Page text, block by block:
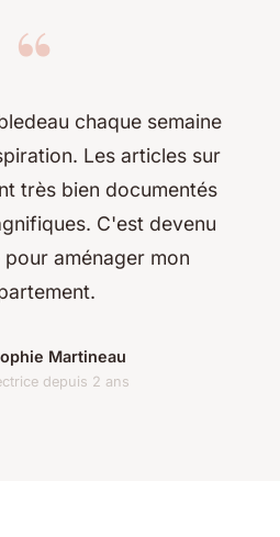
“
chaque semaine
Les articles sur
très bien documentés
C'est devenu
aménager mon
Martineau
depuis 2 ans